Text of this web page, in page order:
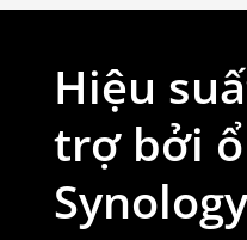
Hiệu
trợ bởi
Synology